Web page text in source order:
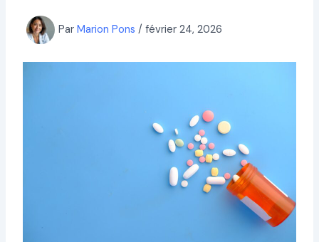
Par Marion Pons / février 24, 2026